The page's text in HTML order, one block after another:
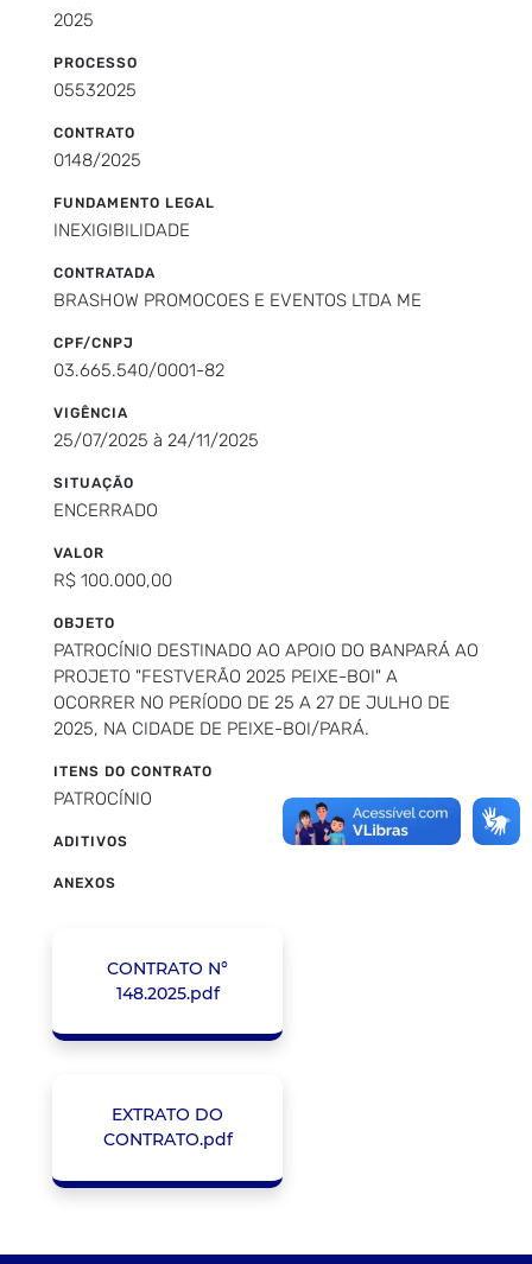
2025
PROCESSO
05532025
CONTRATO
0148/2025
FUNDAMENTO LEGAL
INEXIGIBILIDADE
CONTRATADA
BRASHOW PROMOCOES E EVENTOS LTDA ME
CPF/CNPJ
03.665.540/0001-82
VIGÊNCIA
25/07/2025 à 24/11/2025
SITUAÇÃO
ENCERRADO
VALOR
R$ 100.000,00
OBJETO
PATROCÍNIO DESTINADO AO APOIO DO BANPARÁ AO
PROJETO "FESTVERÃO 2025 PEIXE-BOI" A
OCORRER NO PERÍODO DE 25 A 27 DE JULHO DE
2025, NA CIDADE DE PEIXE-BOI/PARÁ.
ITENS DO CONTRATO
PATROCÍNIO
ADITIVOS
ANEXOS
CONTRATO N°
148.2025.pdf
EXTRATO DO
CONTRATO.pdf